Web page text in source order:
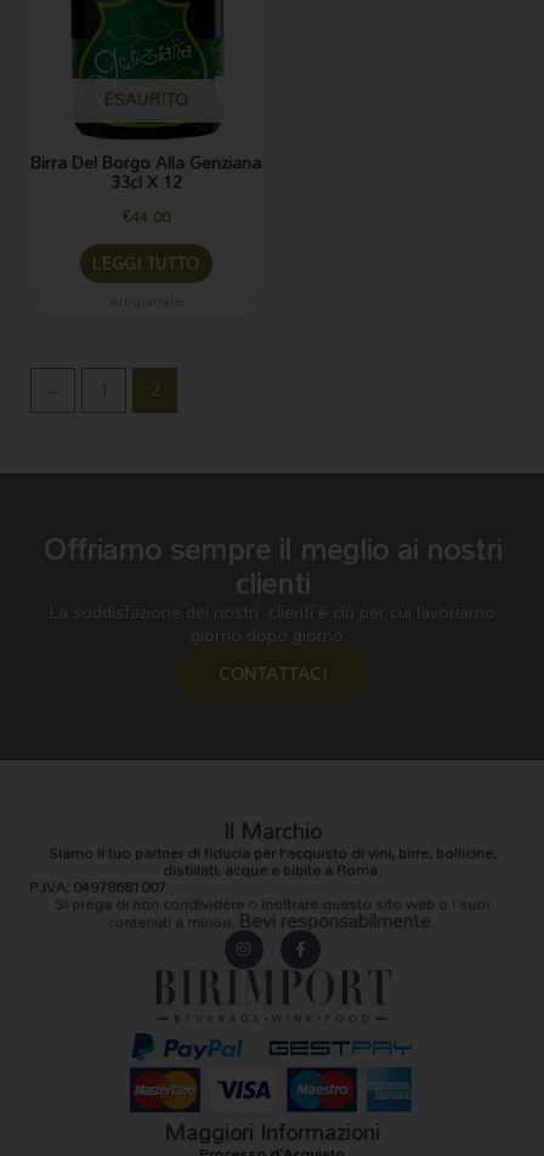
ESAURITO
Birra Del Borgo Alla Genziana
33cl X 12
€44.00
LEGGI TUTTO
← 1 2
Offriamo sempre il meglio ai nostri
clienti
La soddisfazione dei nostri clienti è ciò per cui lavoriamo
giorno dopo giorno.
CONTATTACI
Il Marchio
Siamo il tuo partner di fiducia per l’acquisto di vini, birre, bollicine,
distillati, acque e bibite a Roma.
P.IVA: 04978681007
Si prega di non condividere o inoltrare questo sito web o i suoi
contenuti a minori. Bevi responsabilmente.
In
s
t
g
r
a
F
a
c
eb
o
o
k
-f
Maggiori Informazioni